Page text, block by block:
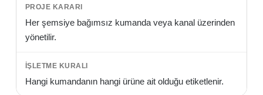
Her şemsiye bağımsız kumanda veya kanal üzerinden
yönetilir.
Hangi kumandanın hangi ürüne ait olduğu etiketlenir.